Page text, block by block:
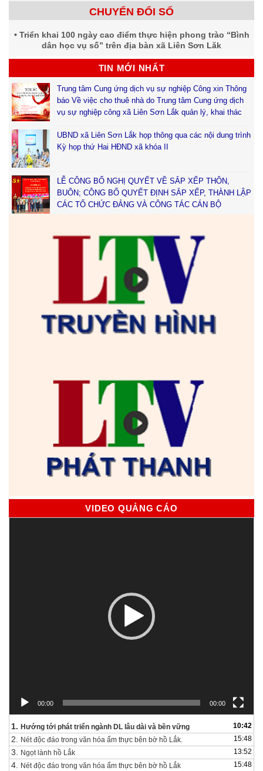
CHUYỂN ĐỔI SỐ
Triển khai 100 ngày cao điểm thực hiện phong trào “Bình
dân học vụ số” trên địa bàn xã Liên Sơn Lăk
TIN MỚI NHẤT
Trung tâm Cung ứng dịch vụ sự nghiệp Công xin Thông
báo Về việc cho thuê nhà do Trung tâm Cung ứng dịch
vụ sự nghiệp công xã Liên Sơn Lắk quản lý, khai thác
UBND xã Liên Sơn Lắk họp thông qua các nội dung trình
Kỳ họp thứ Hai HĐND xã khóa II
LỄ CÔNG BỐ NGHỊ QUYẾT VỀ SẮP XẾP THÔN,
BUÔN; CÔNG BỐ QUYẾT ĐỊNH SẮP XẾP, THÀNH LẬP
CÁC TỔ CHỨC ĐẢNG VÀ CÔNG TÁC CÁN BỘ
VIDEO QUẢNG CÁO
00:00 00:00
1. Hướng tới phát triển ngành DL lâu dài và bền vững 10:42
2. Nét độc đáo trong văn hóa ẩm thực bên bờ hồ Lắk. 15:48
3. Ngọt lành hồ Lắk 13:52
4. Nét độc đáo trong văn hóa ẩm thực bên bờ hồ Lắk 15:48